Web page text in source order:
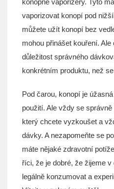
konopné vaporizéry. Tyto
vaporizovat konopí pod
můžete užít konopí bez
mohou přinášet kouření.
důležitost správného
konkrétním produktu, než
Pod čarou, konopí je
použití. Ale vždy se
který chcete vyzkoušet a
dávky. A nezapomeňte se
máte nějaké zdravotní
říci, že je dobré, že žijeme
legálně konzumovat a